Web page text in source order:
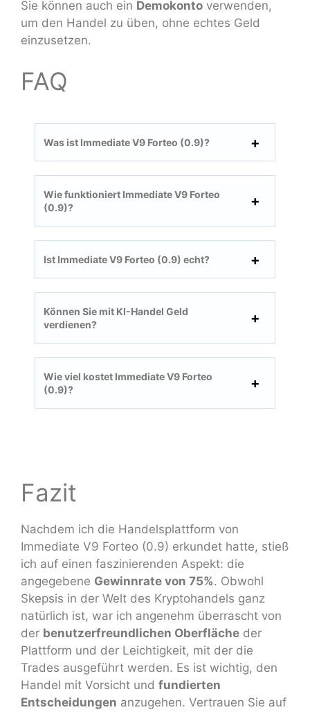
Sie können auch ein Demokonto verwenden,
um den Handel zu üben, ohne echtes Geld
einzusetzen.
FAQ
Was ist Immediate V9 Forteo (0.9)?
Wie funktioniert Immediate V9 Forteo
(0.9)?
Ist Immediate V9 Forteo (0.9) echt?
Können Sie mit KI-Handel Geld
verdienen?
Wie viel kostet Immediate V9 Forteo
(0.9)?
Fazit
Nachdem ich die Handelsplattform von
Immediate V9 Forteo (0.9) erkundet hatte, stieß
ich auf einen faszinierenden Aspekt: die
angegebene Gewinnrate von 75%. Obwohl
Skepsis in der Welt des Kryptohandels ganz
natürlich ist, war ich angenehm überrascht von
der benutzerfreundlichen Oberfläche der
Plattform und der Leichtigkeit, mit der die
Trades ausgeführt werden. Es ist wichtig, den
Handel mit Vorsicht und fundierten
Entscheidungen anzugehen. Vertrauen Sie auf